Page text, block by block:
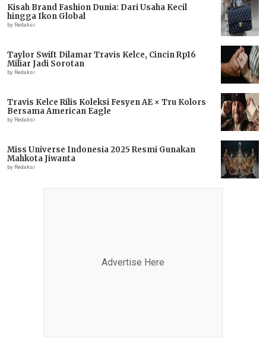
Kisah Brand Fashion Dunia: Dari Usaha Kecil
hingga Ikon Global
by Redaksi
Taylor Swift Dilamar Travis Kelce, Cincin Rp16
Miliar Jadi Sorotan
by Redaksi
Travis Kelce Rilis Koleksi Fesyen AE × Tru Kolors
Bersama American Eagle
by Redaksi
Miss Universe Indonesia 2025 Resmi Gunakan
Mahkota Jiwanta
by Redaksi
Advertise Here